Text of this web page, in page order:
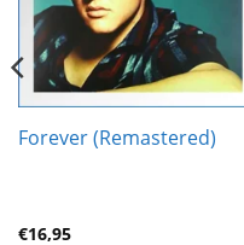
Forever (Remastered)
€16,95